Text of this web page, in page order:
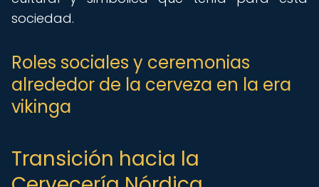
sociedad.
Roles sociales y ceremonias
alrededor de la cerveza en la era
vikinga
Transición hacia la